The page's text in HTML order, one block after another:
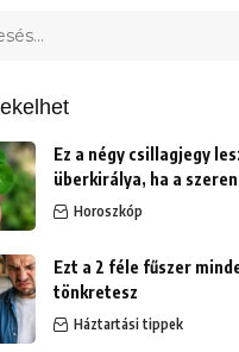
Ez a négy csillagjegy
überkirálya, ha a
Horoszkóp
Ezt a 2 féle fűszer
tönkretesz
Háztartási tippek